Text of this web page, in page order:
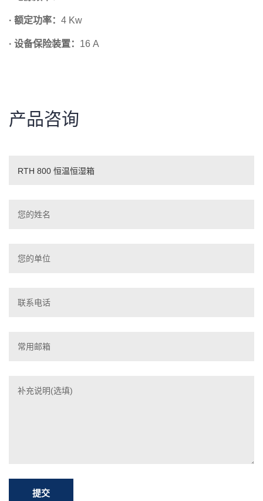
· 额定功率： 4 Kw
· 设备保险装置： 16 A
产品咨询